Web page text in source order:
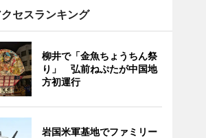
セスランキング
柳井で「金魚ちょうちん祭
り」 弘前ねぷたが中国地
方初運行
岩国米軍基地でファミリー